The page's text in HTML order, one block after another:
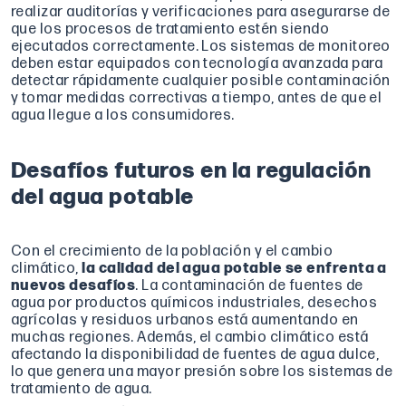
realizar auditorías y verificaciones para asegurarse de
que los procesos de tratamiento estén siendo
ejecutados correctamente. Los sistemas de monitoreo
deben estar equipados con tecnología avanzada para
detectar rápidamente cualquier posible contaminación
y tomar medidas correctivas a tiempo, antes de que el
agua llegue a los consumidores.
Desafíos futuros en la regulación
del agua potable
Con el crecimiento de la población y el cambio
climático,la calidad del agua potable se enfrenta a
nuevos desafíos. La contaminación de fuentes de
agua por productos químicos industriales, desechos
agrícolas y residuos urbanos está aumentando en
muchas regiones. Además, el cambio climático está
afectando la disponibilidad de fuentes de agua dulce,
lo que genera una mayor presión sobre los sistemas de
tratamiento de agua.